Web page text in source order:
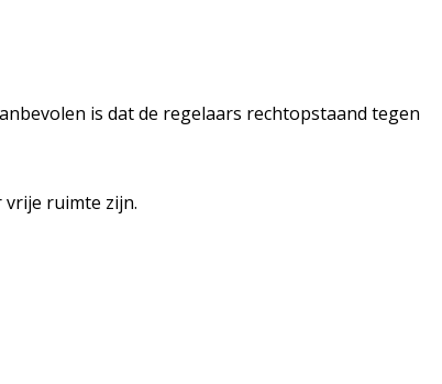
is dat de regelaars rechtopstaand tegen
ruimte zijn.